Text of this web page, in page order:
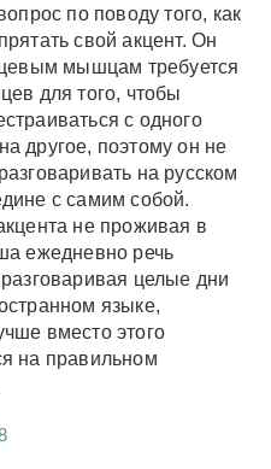
по поводу того, как
свой акцент. Он
мышцам требуется
для того, чтобы
с одного
другое, поэтому он не
на русском
с самим собой.
не проживая в
ежедневно речь
целые дни
языке,
вместо этого
на правильном